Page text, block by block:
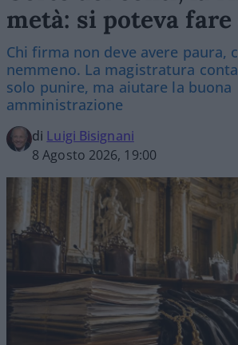
metà: si poteva
Chi firma non deve avere paura,
nemmeno. La magistratura
solo punire, ma aiutare la buona
amministrazione
di Luigi Bisignani
8 Agosto 2026, 19:00